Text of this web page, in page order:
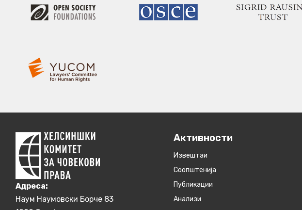
Aдреса:
Наум Наумовски Борче 83
Активности
Извештаи
Соопштенија
Публикации
Анализи